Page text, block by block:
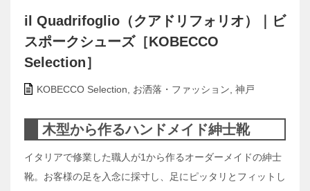
il Quadrifoglio（クアドリフォリオ）｜ビ
スポークシューズ［KOBECCO
Selection］
KOBECCO Selection, お洒落・ファッション, 神戸
木型から作るハンドメイド紳士靴
イタリアで修業した職人が1から作るオーダーメイドの紳士
靴。お客様の足を入念に採寸し、足にピッタリとフィットし